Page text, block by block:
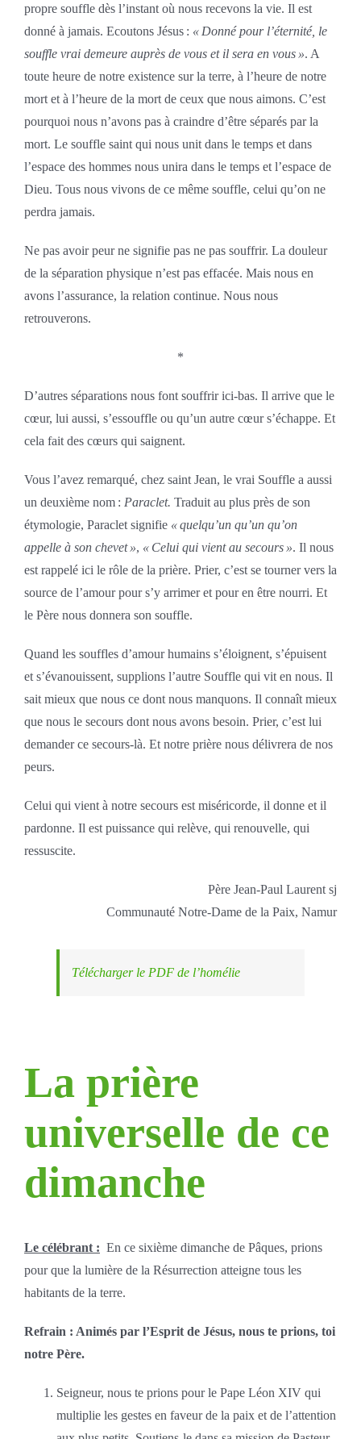
propre souffle dès l’instant où nous recevons la vie. Il est
donné à jamais. Ecoutons Jésus : « Donné pour l’éternité, le
souffle vrai demeure auprès de vous et il sera en vous ». A
toute heure de notre existence sur la terre, à l’heure de notre
mort et à l’heure de la mort de ceux que nous aimons. C’est
pourquoi nous n’avons pas à craindre d’être séparés par la
mort. Le souffle saint qui nous unit dans le temps et dans
l’espace des hommes nous unira dans le temps et l’espace de
Dieu. Tous nous vivons de ce même souffle, celui qu’on ne
perdra jamais.
Ne pas avoir peur ne signifie pas ne pas souffrir. La douleur
de la séparation physique n’est pas effacée. Mais nous en
avons l’assurance, la relation continue. Nous nous
retrouverons.
*
D’autres séparations nous font souffrir ici-bas. Il arrive que le
cœur, lui aussi, s’essouffle ou qu’un autre cœur s’échappe. Et
cela fait des cœurs qui saignent.
Vous l’avez remarqué, chez saint Jean, le vrai Souffle a aussi
un deuxième nom : Paraclet. Traduit au plus près de son
étymologie, Paraclet signifie « quelqu’un qu’un qu’on
appelle à son chevet », « Celui qui vient au secours ». Il nous
est rappelé ici le rôle de la prière. Prier, c’est se tourner vers la
source de l’amour pour s’y arrimer et pour en être nourri. Et
le Père nous donnera son souffle.
Quand les souffles d’amour humains s’éloignent, s’épuisent
et s’évanouissent, supplions l’autre Souffle qui vit en nous. Il
sait mieux que nous ce dont nous manquons. Il connaît mieux
que nous le secours dont nous avons besoin. Prier, c’est lui
demander ce secours-là. Et notre prière nous délivrera de nos
peurs.
Celui qui vient à notre secours est miséricorde, il donne et il
pardonne. Il est puissance qui relève, qui renouvelle, qui
ressuscite.
Père Jean-Paul Laurent sj
Communauté Notre-Dame de la Paix, Namur
Télécharger le PDF de l’homélie
La prière
universelle de ce
dimanche
Le célébrant : En ce sixième dimanche de Pâques, prions
pour que la lumière de la Résurrection atteigne tous les
habitants de la terre.
Refrain : Animés par l’Esprit de Jésus, nous te prions, toi
notre Père.
Seigneur, nous te prions pour le Pape Léon XIV qui
multiplie les gestes en faveur de la paix et de l’attention